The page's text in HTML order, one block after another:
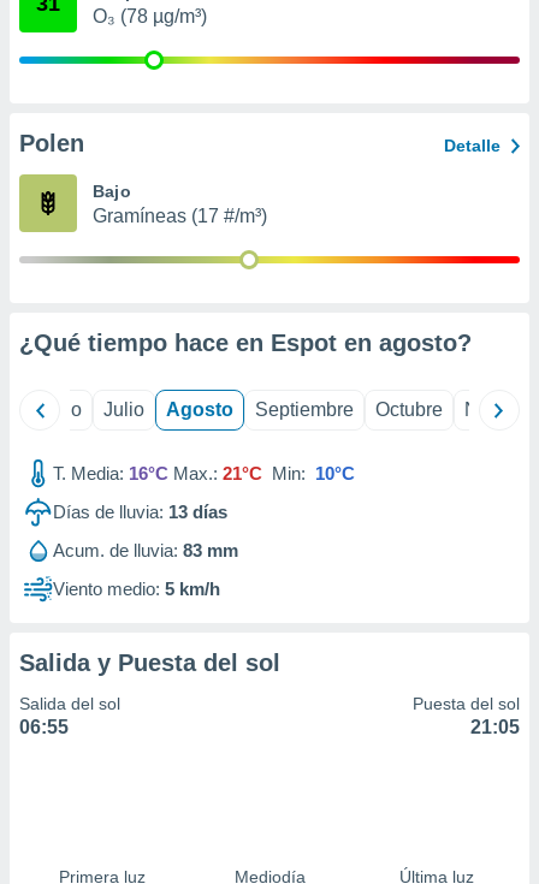
mediante
publicidad
O₃ (78 µg/m³)
Polen Detalle
Bajo
Gramíneas (17 #/m³)
¿Qué tiempo hace en Espot en agosto?
Junio Julio Agosto Septiembre Octubre
T. Media: 16°C Max.: 21°C Min: 10°C
Días de lluvia: 13 días
Acum. de lluvia: 83 mm
Viento medio: 5 km/h
Salida y Puesta del sol
Salida del sol
06:55
Puesta del sol
21:05
Primera luz
Mediodía
Última luz